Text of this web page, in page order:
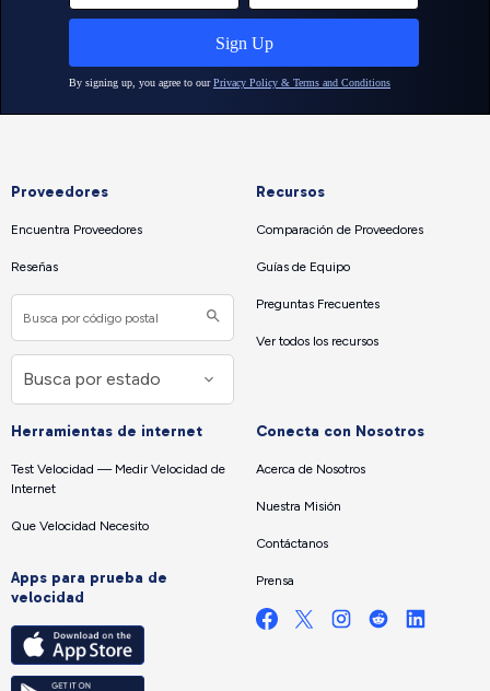
Proveedores
Encuentra Proveedores
Reseñas
Recursos
Comparación de Proveedores
Guías de Equipo
Preguntas Frecuentes
Ver todos los recursos
Herramientas de internet
Test Velocidad — Medir Velocidad de
Internet
Que Velocidad Necesito
Apps para prueba de
velocidad
Conecta con Nosotros
Acerca de Nosotros
Nuestra Misión
Contáctanos
Prensa